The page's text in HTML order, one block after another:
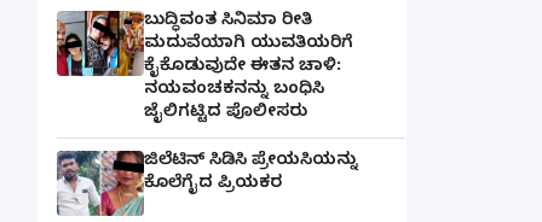
ಬುದ್ಧಿವಂತ ಸಿನಿಮಾ ರೀತಿ
ಮದುವೆಯಾಗಿ ಯುವತಿಯರಿಗೆ
ಕೈಕೊಡುವುದೇ ಈತನ ಚಾಳಿ:
ನಯವಂಚಕನನ್ನು ಬಂಧಿಸಿ
ಜೈಲಿಗಟ್ಟಿದ ಪೊಲೀಸರು
ಜಿಲೆಟಿನ್ ಸಿಡಿಸಿ ಪ್ರೇಯಸಿಯನ್ನು
ಕೊಲೆಗೈದ ಪ್ರಿಯಕರ